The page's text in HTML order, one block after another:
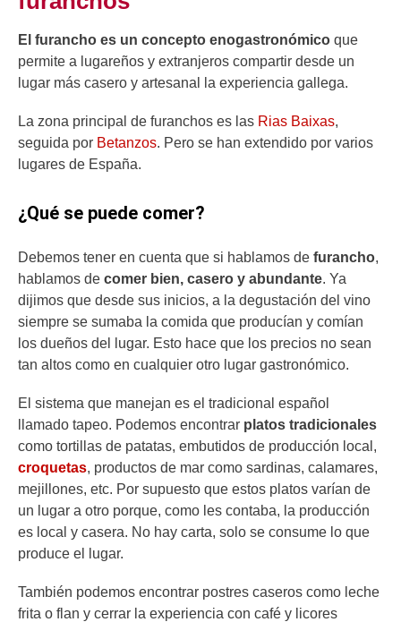
El furancho es un concepto enogastronómico que
permite a lugareños y extranjeros compartir desde un
lugar más casero y artesanal la experiencia gallega.
La zona principal de furanchos es las Rias Baixas,
seguida por Betanzos. Pero se han extendido por varios
lugares de España.
¿Qué se puede comer?
Debemos tener en cuenta que si hablamos de furancho,
hablamos de comer bien, casero y abundante. Ya
dijimos que desde sus inicios, a la degustación del vino
siempre se sumaba la comida que producían y comían
los dueños del lugar. Esto hace que los precios no sean
tan altos como en cualquier otro lugar gastronómico.
El sistema que manejan es el tradicional español
llamado tapeo. Podemos encontrar platos tradicionales
como tortillas de patatas, embutidos de producción local,
croquetas, productos de mar como sardinas, calamares,
mejillones, etc. Por supuesto que estos platos varían de
un lugar a otro porque, como les contaba, la producción
es local y casera. No hay carta, solo se consume lo que
produce el lugar.
También podemos encontrar postres caseros como leche
frita o flan y cerrar la experiencia con café y licores